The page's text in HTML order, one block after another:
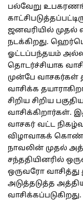
பல்வேறு
ஜனவரியில் முதல்
நடக்கிறது.
ஓட்டப்பந்தயம் அல்ல,
தொடர்ச்சியாக
முன்பே
வாசிக்க
சிறிய சிறிய
வாசகர் வட்ட
விழாவாகக்
நாவலின் முதல்
சந்ததியினரில்
ஒருவரோ வாசித்து
அடுத்தடுத்த